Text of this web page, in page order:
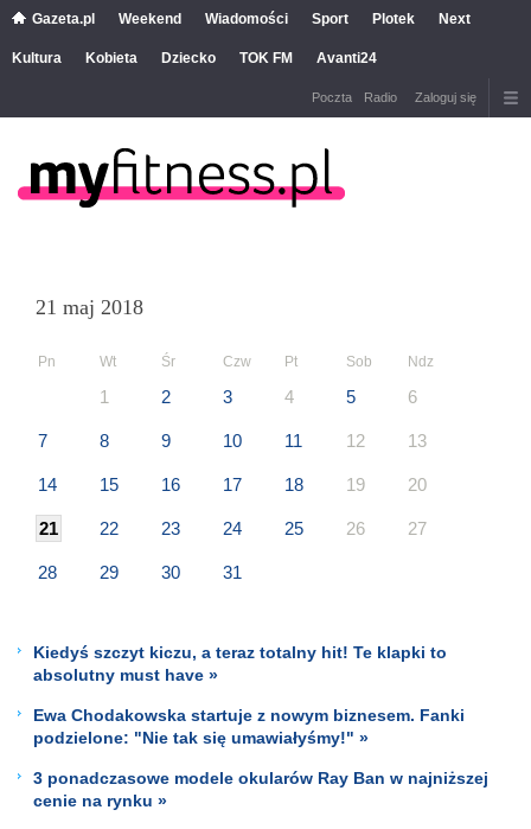
Gazeta.pl Weekend Wiadomości Sport Plotek Next
Kultura Kobieta Dziecko TOK FM Avanti24
Poczta Radio Zaloguj się
21 maj 2018
Pn Wt Śr Czw Pt Sob Ndz
1 2 3 4 5 6
7 8 9 10 11 12 13
14 15 16 17 18 19 20
21 22 23 24 25 26 27
28 29 30 31
Kiedyś szczyt kiczu, a teraz totalny hit! Te klapki to
absolutny must have »
Ewa Chodakowska startuje z nowym biznesem. Fanki
podzielone: "Nie tak się umawiałyśmy!" »
3 ponadczasowe modele okularów Ray Ban w najniższej
cenie na rynku »